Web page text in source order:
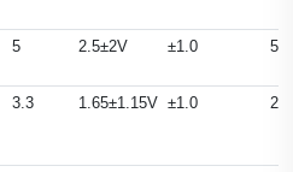
5 2.5±2V ±1.0 50
3.3 1.65±1.15V ±1.0